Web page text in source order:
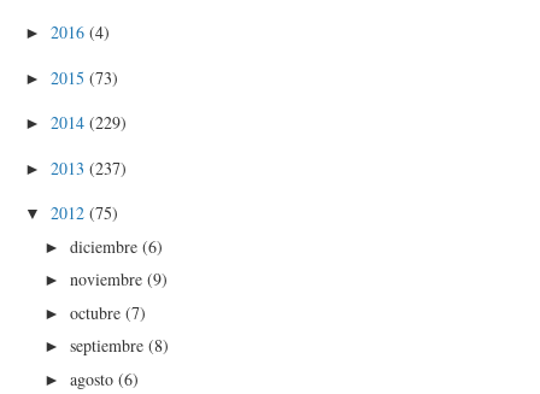
► 2016 (4)
► 2015 (73)
► 2014 (229)
► 2013 (237)
▼ 2012 (75)
►diciembre(6)
►noviembre(9)
►octubre(7)
►septiembre(8)
►agosto(6)